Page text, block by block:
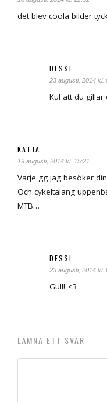
det blev coola bilder
DESSI
23 augusti, 2014 kl.
Kul att du gillar
KATJA
19 augusti, 2014 kl. 15:21
Varje gg jag besöker
Och cykeltalang
MTB…
DESSI
23 augusti, 2014 kl.
Gull! <3
LÄMNA ETT SVAR